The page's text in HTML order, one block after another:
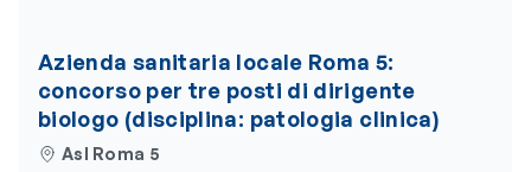
Azienda sanitaria locale Roma 5:
concorso per tre posti di dirigente
biologo (disciplina: patologia clinica)
Asl Roma 5